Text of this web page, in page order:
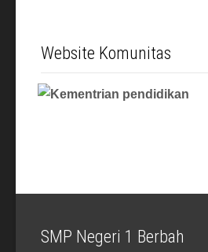
Website Komunitas
SMP Negeri 1 Berbah